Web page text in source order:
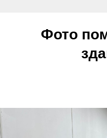
Фото